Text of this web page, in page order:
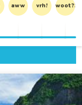
aww vrh! woot?!